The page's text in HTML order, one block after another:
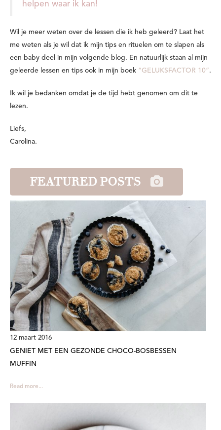
helpen waar ik kan!
Wil je meer weten over de lessen die ik heb geleerd? Laat het
me weten als je wil dat ik mijn tips en rituelen om te slapen als
een baby deel in mijn volgende blog. En natuurlijk staan al mijn
geleerde lessen en tips ook in mijn boek “GELUKSFACTOR 10”.
Ik wil je bedanken omdat je de tijd hebt genomen om dit te
lezen.
Liefs,
Carolina.
FEATURED POSTS
12 maart 2016
GENIET MET EEN GEZONDE CHOCO-BOSBESSEN
MUFFIN
Read more...